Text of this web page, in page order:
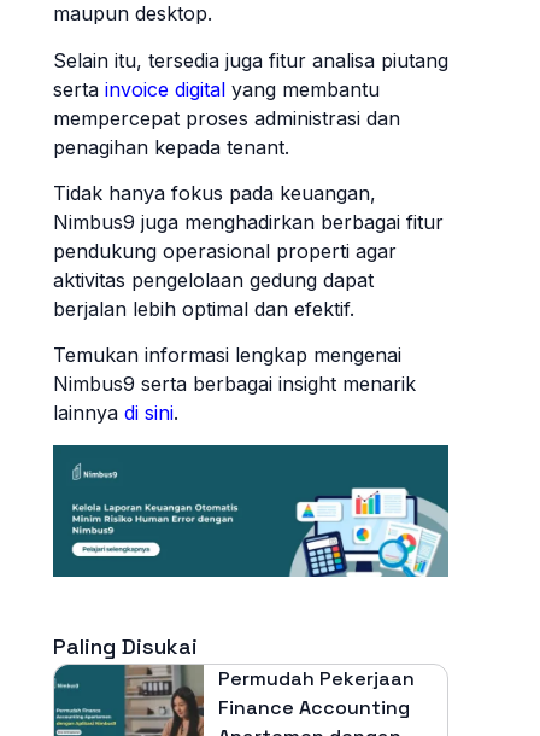
maupun desktop.
Selain itu, tersedia juga fitur analisa piutang
serta invoice digital yang membantu
mempercepat proses administrasi dan
penagihan kepada tenant.
Tidak hanya fokus pada keuangan,
Nimbus9 juga menghadirkan berbagai fitur
pendukung operasional properti agar
aktivitas pengelolaan gedung dapat
berjalan lebih optimal dan efektif.
Temukan informasi lengkap mengenai
Nimbus9 serta berbagai insight menarik
lainnya di sini.
Paling Disukai
Permudah Pekerjaan
Finance Accounting